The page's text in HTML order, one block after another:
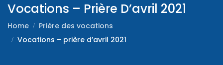
Vocations – Prière D’avril 2021
Home
Prière des vocations
Vocations – prière d’avril 2021